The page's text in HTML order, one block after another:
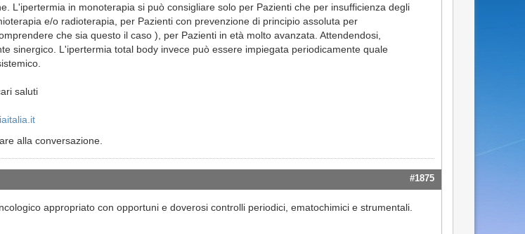
L'ipertermia in monoterapia si può consigliare solo per Pazienti che per insufficienza degli
e/o radioterapia, per Pazienti con prevenzione di principio assoluta per
che sia questo il caso ), per Pazienti in età molto avanzata. Attendendosi,
sinergico. L'ipertermia total body invece può essere impiegata periodicamente quale
saluti
alla conversazione.
#1875
appropriato con opportuni e doverosi controlli periodici, ematochimici e strumentali.